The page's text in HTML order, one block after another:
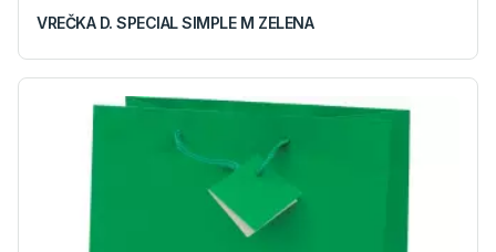
VREČKA D. SPECIAL SIMPLE M ZELENA